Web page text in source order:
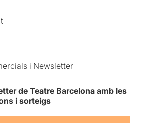
i Newsletter
de Teatre Barcelona amb les
i sorteigs